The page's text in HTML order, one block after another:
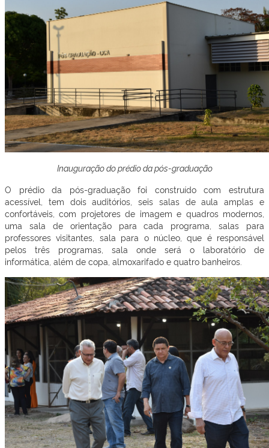
Inauguração do prédio da pós-graduação
O prédio da pós-graduação foi construído com estrutura
acessível, tem dois auditórios, seis salas de aula amplas e
confortáveis, com projetores de imagem e quadros modernos,
uma sala de orientação para cada programa, salas para
professores visitantes, sala para o núcleo, que é responsável
pelos três programas, sala onde será o laboratório de
informática, além de copa, almoxarifado e quatro banheiros.